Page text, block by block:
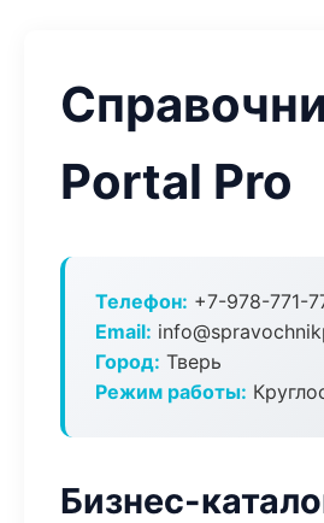
Portal Pro
Телефон: +7-978-771-
Email:
Город: Тверь
Режим работы:
Бизнес-